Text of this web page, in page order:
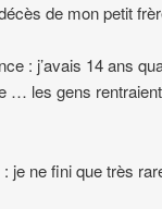
de mon petit
: j’avais 14 ans
… les gens
je ne fini que très